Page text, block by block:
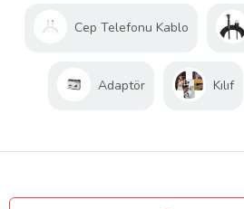
Cep Telefonu Kablo
Adaptör Kılıf